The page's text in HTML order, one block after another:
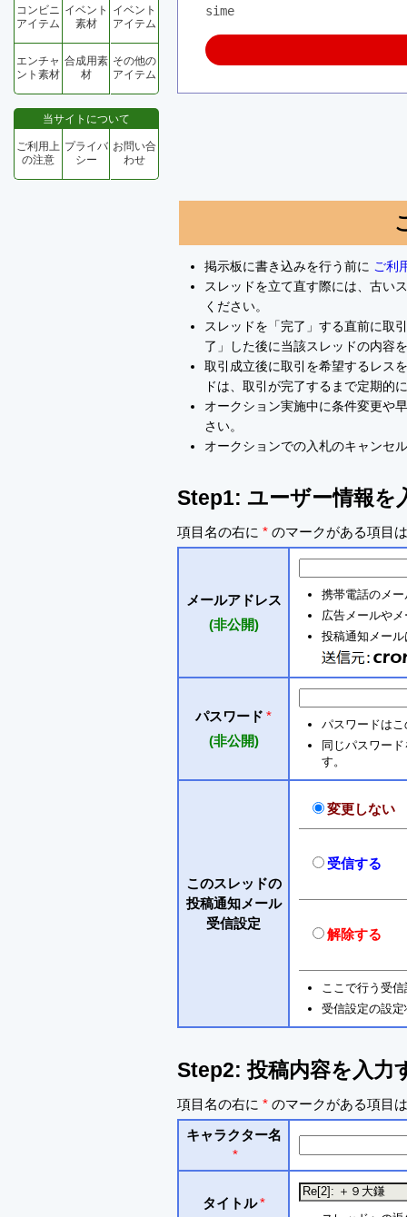
コンビニ
アイテム
イベント
素材
イベント
アイテム
エンチャ
ント素材
合成用素
材
その他の
アイテム
当サイトについて
ご利用上
の注意
プライバ
シー
お問い合
わせ
sime
掲示板に書き込みを行う前に ご利
スレッドを立て直す際には、古い
ください。
スレッドを「完了」する直前に取
了」した後に当該スレッドの内容
取引成立後に取引を希望するレス
ドは、取引が完了するまで定期的
オークション実施中に条件変更や
さい。
オークションでの入札のキャンセ
Step1: ユーザー情報を
項目名の右に * のマークがある項目
メールアドレス
(非公開)
携帯電話のメ
広告メールや
投稿通知メー
パスワード *
(非公開)
パスワードは
同じパスワー
す。
このスレッドの
投稿通知メール
受信設定
変更しない
受信する
解除する
ここで行う受
受信設定の設
Step2: 投稿内容を入力
項目名の右に * のマークがある項目
キャラクター名
*
タイトル *